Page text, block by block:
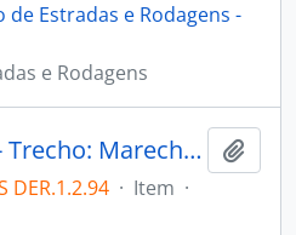
Estradas e Rodagens -
e Rodagens
BR-31/ES - Jabaeté - Trecho: Marechal Floriano. Firma: Cia. Mineira Obras S.A
DER.1.2.94 · Item ·